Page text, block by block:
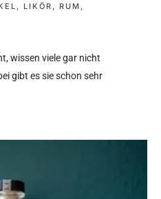
, LIKÖR , RUM ,
wissen viele gar nicht
gibt es sie schon sehr